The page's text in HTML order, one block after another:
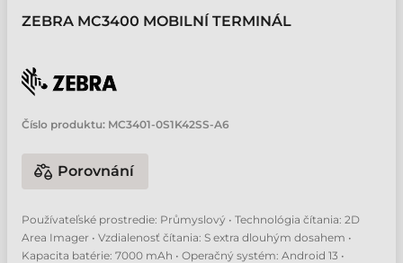
ZEBRA MC3400 MOBILNÍ TERMINÁL
Číslo produktu: MC3401-0S1K42SS-A6
Porovnání
Používateľské prostredie: Průmyslový • Technológia čítania: 2D
Area Imager • Vzdialenosť čítania: S extra dlouhým dosahem •
Kapacita batérie: 7000 mAh • Operačný systém: Android 13 •